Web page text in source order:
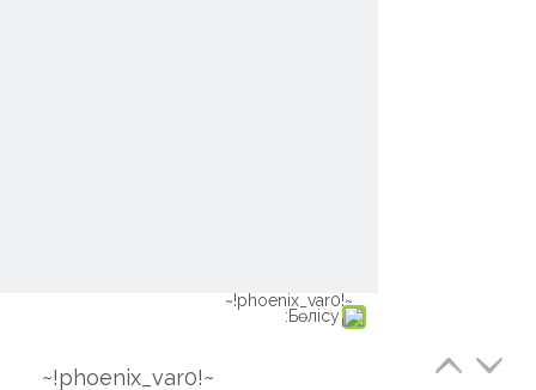
Бөлісу:
~!phoenix_var0!~
~!phoenix_var0!~